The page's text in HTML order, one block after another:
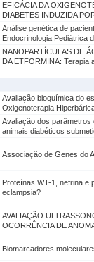
EFICÁCIA DA
DIABETES INDUZIDA
Análise genética de
Endocrinologia Pediátrica
NANOPARTÍCULAS DE
DA ETFORMINA: Terapia
Avaliação bioquímica do
Oxigenoterapia
Avaliação dos parâmetros
animais diabéticos
Associação de Genes do
Proteínas WT-1, nefrina e
eclampsia?
AVALIAÇÃO
OCORRÊNCIA DE
Biomarcadores